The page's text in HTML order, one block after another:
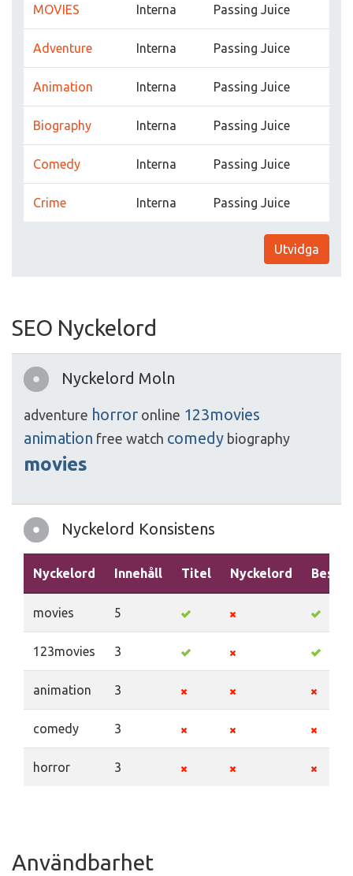
MOVIES Interna Passing Juice
Adventure Interna Passing Juice
Animation Interna Passing Juice
Biography Interna Passing Juice
Comedy Interna Passing Juice
Crime Interna Passing Juice
Utvidga
SEO Nyckelord
Nyckelord Moln
adventure horror online 123movies
animation free watch comedy biography
movies
Nyckelord Konsistens
Nyckelord Innehåll Titel Nyckelord
movies 5
123movies 3
animation 3
comedy 3
horror 3
Användbarhet